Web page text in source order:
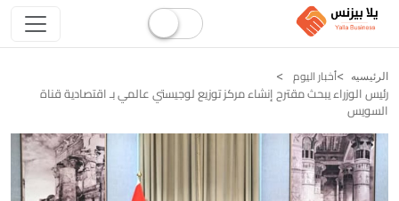
الرئيسيه أخبار اليوم
رئيس الوزراء يبحث مقترح إنشاء مركز توزيع لوجيستي عالمي بـ اقتصادية قناة
السويس